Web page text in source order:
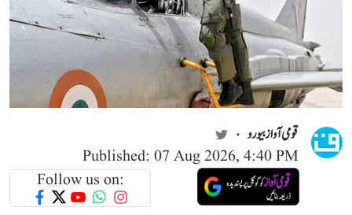
قومی آواز بیورو
Published: 07 Aug 2026, 4:40 PM
Follow us on: